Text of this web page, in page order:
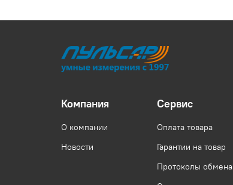
Компания
О компании
Новости
Сервис
Оплата товара
Гарантии на товар
Протоколы обмена